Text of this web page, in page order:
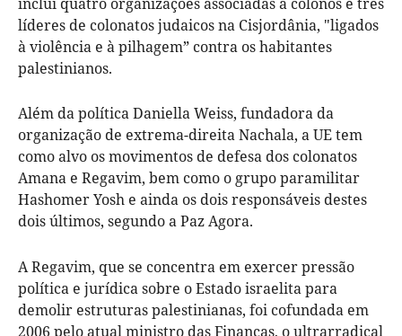
líderes de colonatos judaicos na Cisjordânia, "ligados
à violência e à pilhagem” contra os habitantes
palestinianos.
Além da política Daniella Weiss, fundadora da
organização de extrema-direita Nachala, a UE tem
como alvo os movimentos de defesa dos colonatos
Amana e Regavim, bem como o grupo paramilitar
Hashomer Yosh e ainda os dois responsáveis destes
dois últimos, segundo a Paz Agora.
A Regavim, que se concentra em exercer pressão
política e jurídica sobre o Estado israelita para
demolir estruturas palestinianas, foi cofundada em
2006 pelo atual ministro das Finanças, o ultrarradical